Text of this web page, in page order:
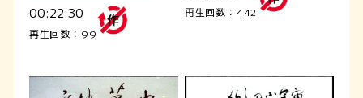
00:22:30
再生回数：99
再生回数：442